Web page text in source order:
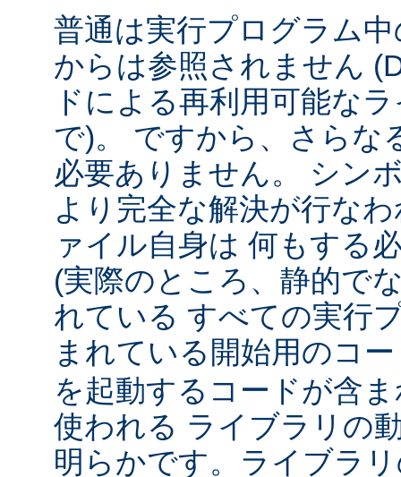
普通は実行プログラム
からは参照されません
ドによる再利用可能な
で)。 ですから、さらな
必要ありません。 シン
より完全な解決が行な
ァイル自身は 何もする
(実際のところ、静的で
れている すべての実行
まれている開始用のコ
を起動するコードが含
使われる ライブラリの
明らかです。ライブラ